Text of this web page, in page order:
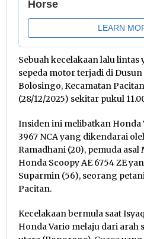
Sebuah kecelakaan lalu
sepeda motor terjadi di Dusun
Bolosingo, Kecamatan
(28/12/2025) sekitar pukul
Insiden ini melibatkan Honda
3967 NCA yang dikendarai
Ramadhani (20), pemuda
Honda Scoopy AE 6754 ZE
Suparmin (56), seorang
Pacitan.
Kecelakaan bermula saat
Honda Vario melaju dari arah